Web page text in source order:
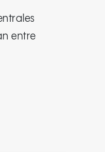
entre